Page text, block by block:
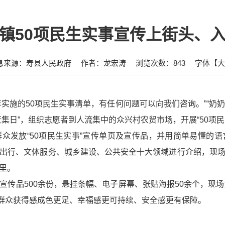
50项民生实事宣传上街头、
来源：寿县人民政府 作者：龙宏涛 浏览次数： 843 字体【大
施的50项民生实事清单，有任何问题可以向我们咨询。”“奶
日”，组织志愿者到人流集中的众兴村农贸市场，开展“50项
发放“50项民生实事”宣传单页及宣传品，并用简单易懂的
行、文体服务、城乡建设、公共安全十大领域进行介绍，现
。
传品500余份，悬挂条幅、电子屏幕、张贴海报50余个，现
众获得感成色更足、幸福感更可持续、安全感更有保障。